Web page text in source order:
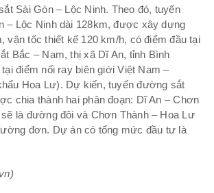
Sài Gòn – Lộc Ninh. Theo đó, tuyến
– Lộc Ninh dài 128km, được xây dựng
vận tốc thiết kế 120 km/h, có điểm đầu tại
Bắc – Nam, thị xã Dĩ An, tỉnh Bình
điểm nối ray biên giới Việt Nam –
Hoa Lư). Dự kiến, tuyến đường sắt
chia thành hai phân đoạn: Dĩ An – Chơn
là đường đôi và Chơn Thành – Hoa Lư
đơn. Dự án có tổng mức đầu tư là